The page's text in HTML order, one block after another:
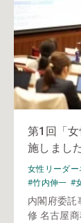
第1回「
施しまし
女性リーダー
#竹内伸一 #
内閣府委託
修 名古屋